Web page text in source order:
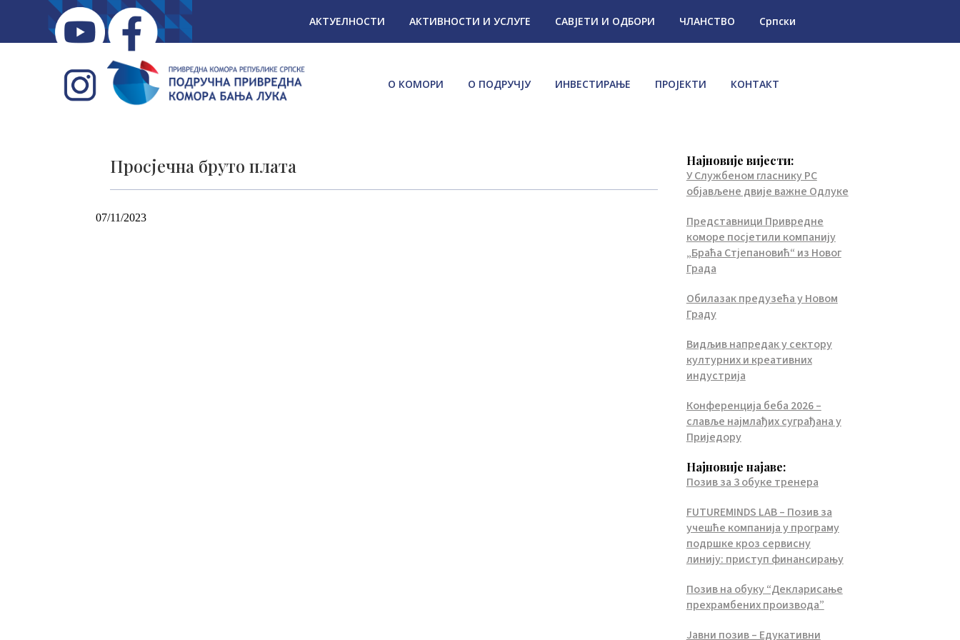
АКТУЕЛНОСТИ АКТИВНОСТИ И УСЛУГЕ САВЈЕТИ И ОДБОРИ ЧЛАНСТВО Српски
О КОМОРИ О ПОДРУЧЈУ ИНВЕСТИРАЊЕ ПРОЈЕКТИ КОНТАКТ
Просјечна бруто плата
07/11/2023
Најновије вијести:
У Службеном гласнику РС
објављене двије важне Одлуке
Представници Привредне
коморе посјетили компанију
„Браћа Стјепановић“ из Новог
Града
Обилазак предузећа у Новом
Граду
Видљив напредак у сектору
културних и креативних
индустрија
Конференција беба 2026 –
славље најмлађих суграђана у
Приједору
Најновије најаве:
Позив за 3 обуке тренера
FUTUREMINDS LAB – Позив за
учешће компанија у програму
подршке кроз сервисну
линију: приступ финансирању
Позив на обуку “Декларисање
прехрамбених производа”
Јавни позив – Едукативни